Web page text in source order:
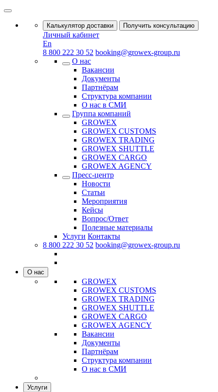
Калькулятор доставки Получить консультацию
Личный кабинет
En
8 800 222 30 52 booking@growex-group.ru
О нас
Вакансии
Документы
Партнёрам
Структура компании
О нас в СМИ
Группа компаний
GROWEX
GROWEX CUSTOMS
GROWEX TRADING
GROWEX SHUTTLE
GROWEX CARGO
GROWEX AGENCY
Пресс-центр
Новости
Статьи
Мероприятия
Кейсы
Вопрос/Ответ
Полезные материалы
Услуги Контакты
8 800 222 30 52 booking@growex-group.ru
О нас
GROWEX
GROWEX CUSTOMS
GROWEX TRADING
GROWEX SHUTTLE
GROWEX CARGO
GROWEX AGENCY
Вакансии
Документы
Партнёрам
Структура компании
О нас в СМИ
Услуги